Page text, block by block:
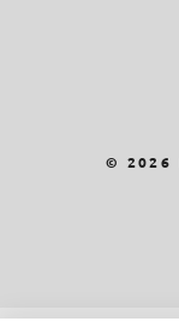
© 2026